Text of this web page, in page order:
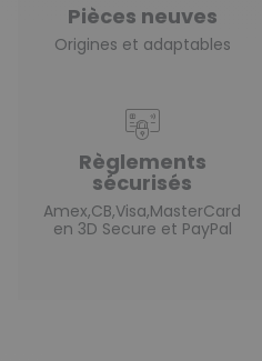
Pièces neuves
Origines et adaptables
Règlements
sécurisés
Amex,CB,Visa,MasterCard
en 3D Secure et PayPal